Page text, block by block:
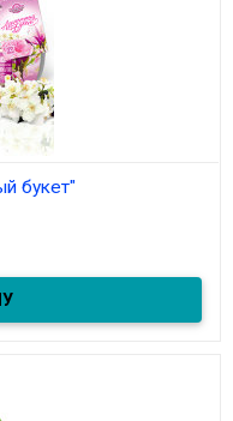
букет"